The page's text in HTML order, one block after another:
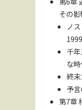
その影
ノ
千
な
終
予
第7章